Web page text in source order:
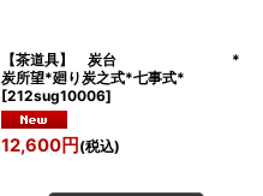
【茶道具】 炭台 *
炭所望*廻り炭之式*七事式*
[212sug10006]
12,600円 (税込)